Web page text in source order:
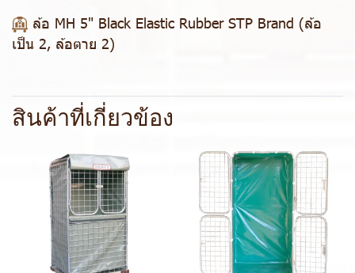
ล้อ MH 5" Black Elastic Rubber STP Brand (ล้อ
เป็น 2, ล้อตาย 2)
สินค้าที่เกี่ยวข้อง